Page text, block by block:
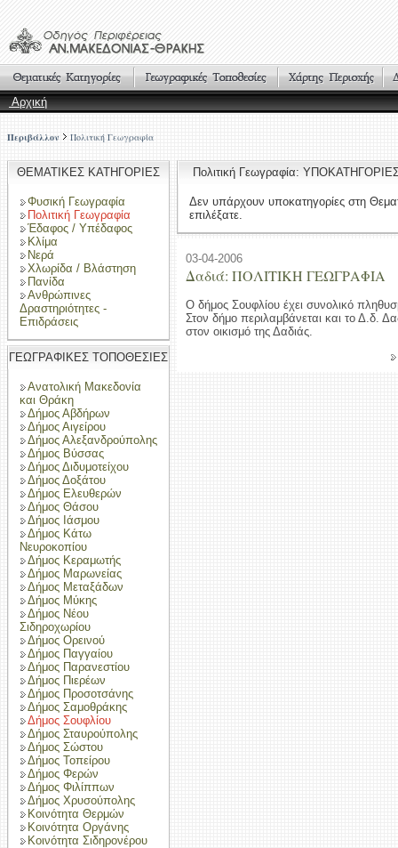
Αρχική
Περιβάλλον Πολιτική Γεωγραφία
ΘΕΜΑΤΙΚΕΣ ΚΑΤΗΓΟΡΙΕΣ
Φυσική Γεωγραφία
Πολιτική Γεωγραφία
Έδαφος / Υπέδαφος
Κλίμα
Νερά
Χλωρίδα / Βλάστηση
Πανίδα
Ανθρώπινες
Δραστηριότητες -
Επιδράσεις
ΓΕΩΓΡΑΦΙΚΕΣ ΤΟΠΟΘΕΣΙΕΣ
Ανατολική Μακεδονία
και Θράκη
Δήμος Αβδήρων
Δήμος Αιγείρου
Δήμος Αλεξανδρούπολης
Δήμος Βύσσας
Δήμος Διδυμοτείχου
Δήμος Δοξάτου
Δήμος Ελευθερών
Δήμος Θάσου
Δήμος Ιάσμου
Δήμος Κάτω
Νευροκοπίου
Δήμος Κεραμωτής
Δήμος Μαρωνείας
Δήμος Μεταξάδων
Δήμος Μύκης
Δήμος Νέου
Σιδηροχωρίου
Δήμος Ορεινού
Δήμος Παγγαίου
Δήμος Παρανεστίου
Δήμος Πιερέων
Δήμος Προσοτσάνης
Δήμος Σαμοθράκης
Δήμος Σουφλίου
Δήμος Σταυρούπολης
Δήμος Σώστου
Δήμος Τοπείρου
Δήμος Φερών
Δήμος Φιλίππων
Δήμος Χρυσούπολης
Κοινότητα Θερμών
Κοινότητα Οργάνης
Κοινότητα Σιδηρονέρου
Πολιτική Γεωγραφία:
Δεν υπάρχουν υποκατηγορίες στη
επιλέξατε.
03-04-2006
Δαδιά: ΠΟΛΙΤΙΚΗ ΓΕΩΓΡΑΦΙΑ
Ο δήμος Σουφλίου έχει συνολικό
Στον δήμο περιλαμβάνεται και το Δ.δ.
στον οικισμό της Δαδιάς.